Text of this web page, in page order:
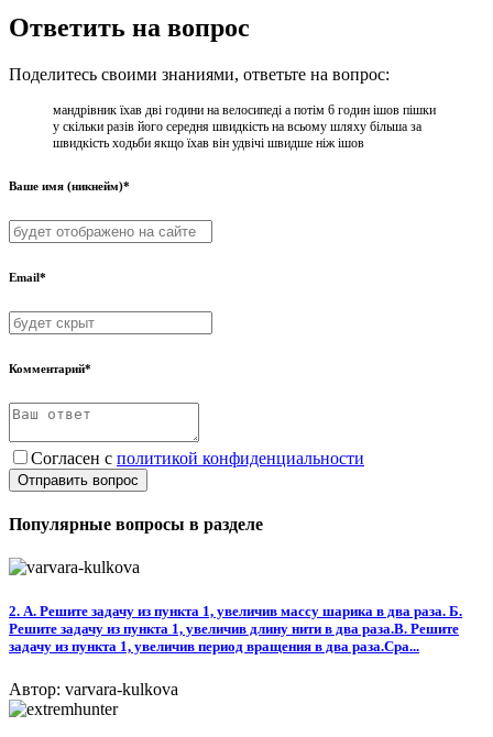
Ответить на вопрос
Поделитесь своими знаниями, ответьте на вопрос:
мандрівник їхав дві години на велосипеді а потім 6 годин ішов пішки
у скільки разів його середня швидкість на всьому шляху більша за
швидкість ходьби якщо їхав він удвічі швидше ніж ішов​
Ваше имя (никнейм)*
Email*
Комментарий*
Согласен с политикой конфиденциальности
Отправить вопрос
Популярные вопросы в разделе
2. А. Решите задачу из пункта 1, увеличив массу шарика в два раза. Б.
Решите задачу из пункта 1, увеличив длину нити в два раза.В. Решите
задачу из пункта 1, увеличив период вращения в два раза.Сра...
Автор: varvara-kulkova